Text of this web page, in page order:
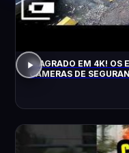
FLAGRADO EM 4K! OS
CÂMERAS DE